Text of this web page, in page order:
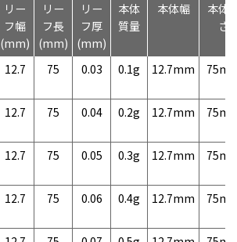
リー
フ幅
(mm)
リー
フ長
(mm)
リー
フ厚
(mm)
本体
質量
本体幅
本体
さ
12.7 75 0.03 0.1g 12.7mm
12.7 75 0.04 0.2g 12.7mm
12.7 75 0.05 0.3g 12.7mm
12.7 75 0.06 0.4g 12.7mm